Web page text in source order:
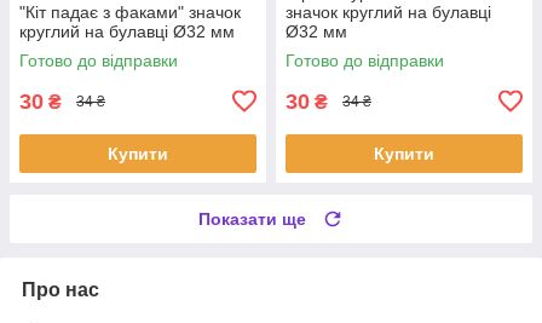
"Кіт падає з факами" значок
круглий на булавці Ø32 мм
Готово до відправки
30 ₴ 34 ₴
Купити
значок круглий на булавці
Ø32 мм
Готово до відправки
30 ₴ 34 ₴
Купити
Показати ще
Про нас